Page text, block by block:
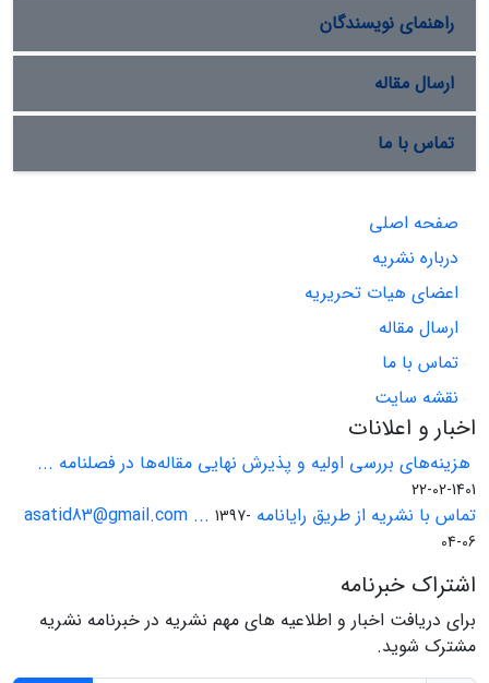
راهنمای نویسندگان
ارسال مقاله
تماس با ما
صفحه اصلی
درباره نشریه
اعضای هیات تحریریه
ارسال مقاله
تماس با ما
نقشه سایت
اخبار و اعلانات
هزینه‌های بررسی اولیه و پذیرش نهایی مقاله‌ها در فصلنامه ...
1401-02-22
تماس با نشریه از طریق رایانامه asatid83@gmail.com ... 1397-
04-06
اشتراک خبرنامه
برای دریافت اخبار و اطلاعیه های مهم نشریه در خبرنامه نشریه
مشترک شوید.